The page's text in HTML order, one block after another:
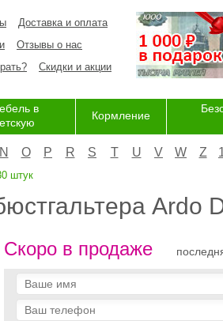
Доставка и оплата
Отзывы о нас
Скидки и акции
в
Кормление
N O P R S T U V W Z
штук
Ardo
Скоро в продаже